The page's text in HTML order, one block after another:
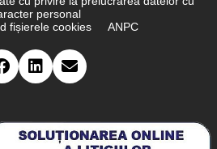
personal
fișierele cookies
ANPC